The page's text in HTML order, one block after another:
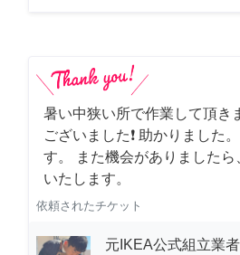
暑い中狭い所で作業して頂き
ございました❗️ 助かりました
す。 また機会がありました
いたします。
依頼されたチケット
元IKEA公式組立業